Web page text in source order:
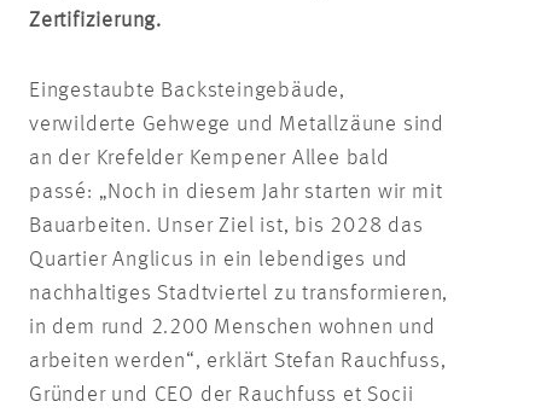
Zertifizierung.
Eingestaubte Backsteingebäude,
verwilderte Gehwege und Metallzäune sind
an der Krefelder Kempener Allee bald
passé: „Noch in diesem Jahr starten wir mit
Bauarbeiten. Unser Ziel ist, bis 2028 das
Quartier Anglicus in ein lebendiges und
nachhaltiges Stadtviertel zu transformieren,
in dem rund 2.200 Menschen wohnen und
arbeiten werden“, erklärt Stefan Rauchfuss,
Gründer und CEO der Rauchfuss et Socii